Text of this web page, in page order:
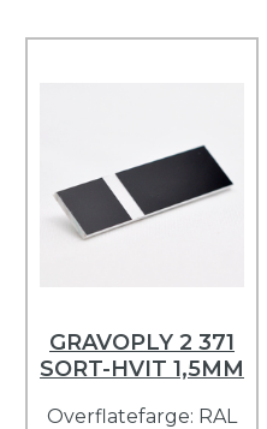
GRAVOPLY 2 371
SORT-HVIT 1,5MM
Overflatefarge: RAL